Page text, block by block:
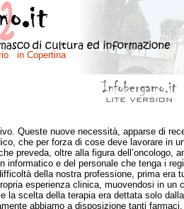
Queste nuove necessità, apparse di
che per forza di cose deve lavorare in
preveda, oltre alla figura dell’oncologo,
informatico e del personale che tenga i
della nostra professione, prima era
esperienza clinica, muovendosi in un
la scelta della terapia era dettata solo
abbiamo a disposizione tanti